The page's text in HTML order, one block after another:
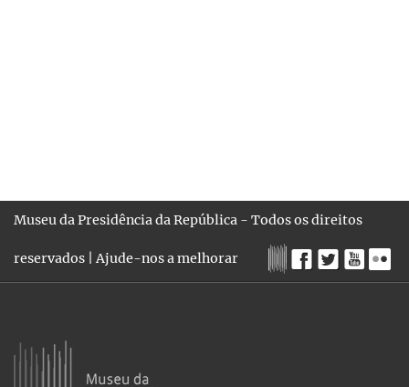
Museu da Presidência da República - Todos os direitos
reservados |Ajude-nos a melhorar